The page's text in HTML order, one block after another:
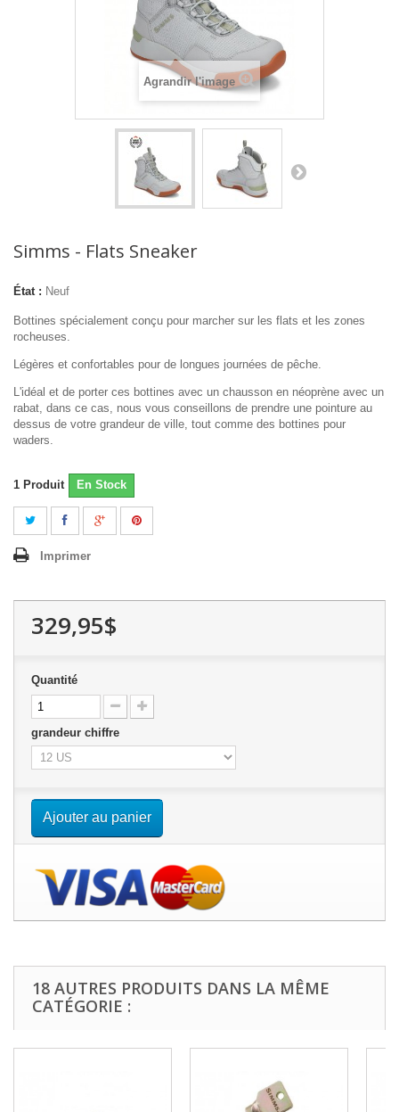
Agrandir l'image
Simms - Flats Sneaker
État : Neuf
Bottines spécialement conçu pour marcher sur les flats et les zones
rocheuses.
Légères et confortables pour de longues journées de pêche.
L'idéal et de porter ces bottines avec un chausson en néoprène avec un
rabat, dans ce cas, nous vous conseillons de prendre une pointure au
dessus de votre grandeur de ville, tout comme des bottines pour
waders.
1 Produit En Stock
Imprimer
329,95$
Quantité
grandeur chiffre
Ajouter au panier
18 AUTRES PRODUITS DANS LA MÊME
CATÉGORIE :